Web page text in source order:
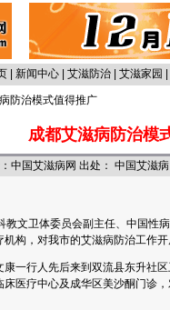
新闻中心 艾滋防治 艾滋家园
防治模式值得推广
成都艾滋病防治模
中国艾滋病网 出处： 中国艾滋
教文卫体委员会副主任、中国性
机构，对我市的艾滋病防治工作
行人先后来到双流县东升社区
医疗中心及成华区美沙酮门诊